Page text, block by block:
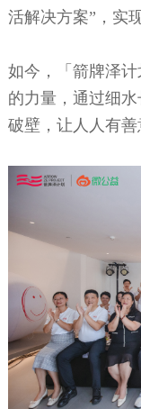
活解决方案”，实
如今，「箭牌泽
的力量，通过细
破壁，让人人有善